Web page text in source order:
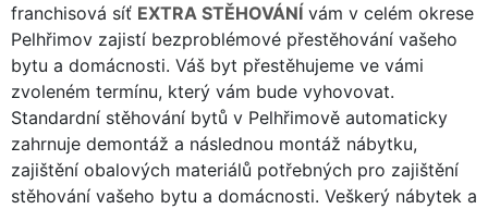
franchisová síť EXTRA STĚHOVÁNÍ vám v celém okrese
Pelhřimov zajistí bezproblémové přestěhování vašeho
bytu a domácnosti. Váš byt přestěhujeme ve vámi
zvoleném termínu, který vám bude vyhovovat.
Standardní stěhování bytů v Pelhřimově automaticky
zahrnuje demontáž a následnou montáž nábytku,
zajištění obalových materiálů potřebných pro zajištění
stěhování vašeho bytu a domácnosti. Veškerý nábytek a